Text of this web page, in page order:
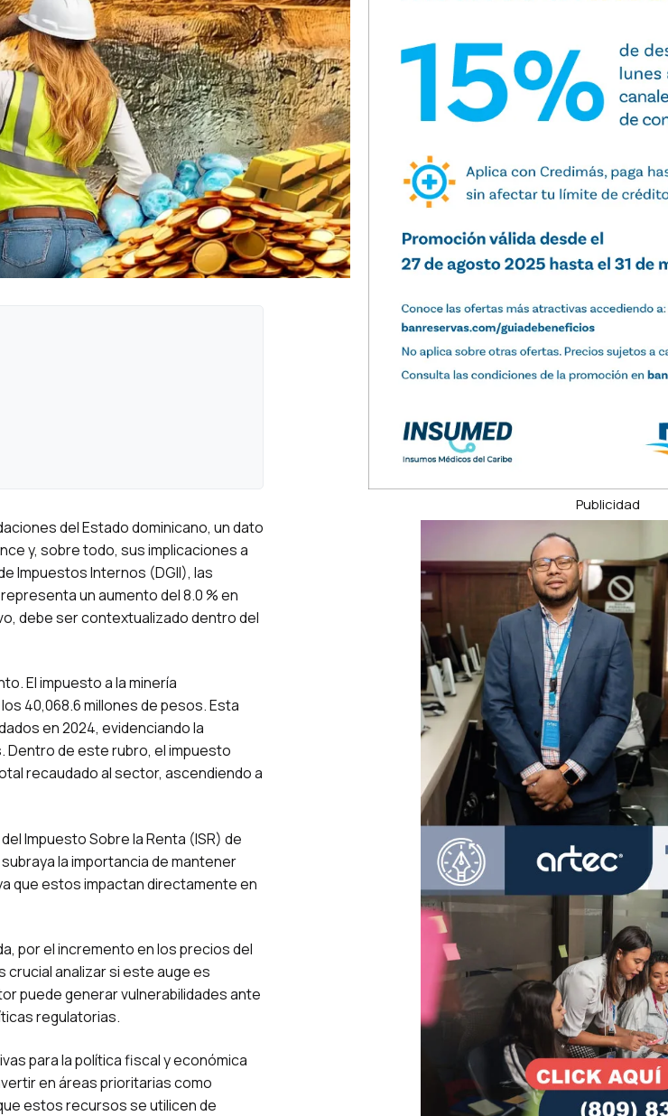
del Estado dominicano, un dato
y, sobre todo, sus implicaciones a
Impuestos Internos (DGII), las
un aumento del 8.0 % en
debe ser contextualizado dentro del
El impuesto a la minería
40,068.6 millones de pesos. Esta
en 2024, evidenciando la
de este rubro, el impuesto
recaudado al sector, ascendiendo a
Impuesto Sobre la Renta (ISR) de
la importancia de mantener
que estos impactan directamente en
por el incremento en los precios del
crucial analizar si este auge es
puede generar vulnerabilidades ante
regulatorias.
para la política fiscal y económica
en áreas prioritarias como
estos recursos se utilicen de
Publicidad